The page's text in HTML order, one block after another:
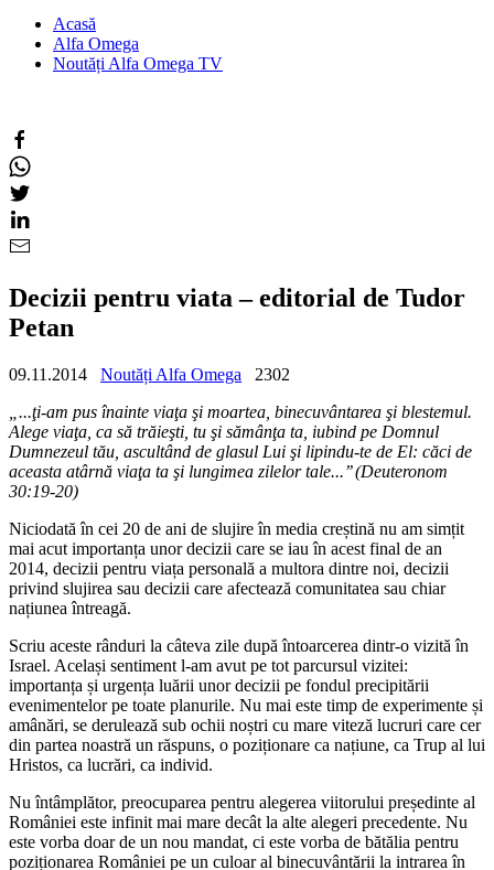
Acasă
Alfa Omega
Noutăți Alfa Omega TV
Decizii pentru viata – editorial de Tudor
Petan
09.11.2014 Noutăți Alfa Omega
2302
„...ţi-am pus înainte viaţa şi moartea, binecuvântarea şi blestemul.
Alege viaţa, ca să trăieşti, tu şi sămânţa ta, iubind pe Domnul
Dumnezeul tău, ascultând de glasul Lui şi lipindu-te de El: căci de
aceasta atârnă viaţa ta şi lungimea zilelor tale...’’ (Deuteronom
30:19-20)
Niciodată în cei 20 de ani de slujire în media creștină nu am simțit
mai acut importanța unor decizii care se iau în acest final de an
2014, decizii pentru viața personală a multora dintre noi, decizii
privind slujirea sau decizii care afectează comunitatea sau chiar
națiunea întreagă.
Scriu aceste rânduri la câteva zile după întoarcerea dintr-o vizită în
Israel. Același sentiment l-am avut pe tot parcursul vizitei:
importanța și urgența luării unor decizii pe fondul precipitării
evenimentelor pe toate planurile. Nu mai este timp de experimente și
amânări, se derulează sub ochii noștri cu mare viteză lucruri care cer
din partea noastră un răspuns, o poziționare ca națiune, ca Trup al lui
Hristos, ca lucrări, ca individ.
Nu întâmplător, preocuparea pentru alegerea viitorului președinte al
României este infinit mai mare decât la alte alegeri precedente. Nu
este vorba doar de un nou mandat, ci este vorba de bătălia pentru
poziționarea României pe un culoar al binecuvântării la intrarea în